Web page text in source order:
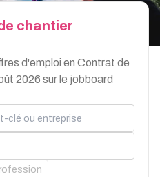
chantier
d'emploi en Contrat de
2026 sur le jobboard
ou entreprise